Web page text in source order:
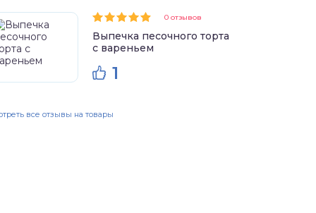
0 отзывов
Выпечка песочного торта
с вареньем
1
все отзывы на товары